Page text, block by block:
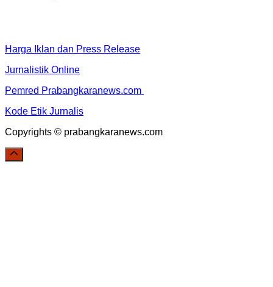
Harga Iklan dan Press Release
Jurnalistik Online
Pemred Prabangkaranews.com
Kode Etik Jurnalis
Copyrights © prabangkaranews.com